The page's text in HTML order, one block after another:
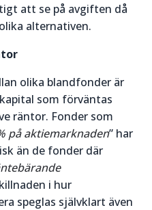
att se på avgiften då
alternativen.
olika blandfonder är
som förväntas
räntor. Fonder som
på aktiemarknaden” har
än de fonder där
i hur
speglas självklart även